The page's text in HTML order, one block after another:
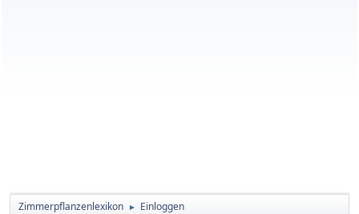
Zimmerpflanzenlexikon ► Einloggen